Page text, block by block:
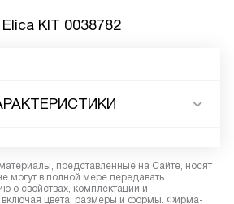
Elica KIT 0038782
представленные на Сайте, носят
могут в полной мере передавать
о свойствах, комплектации и
включая цвета, размеры и формы. Фирма-